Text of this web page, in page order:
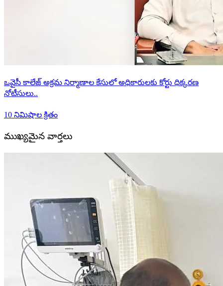
ఒవైసీ కాలేజ్ అక్రమ నిర్మాణాల కేసులో అధికారులకు కోర్టు ధిక్కరణ
నోటీసులు..
10 నిమిషాల క్రితం
ముఖ్యమైన వార్తలు